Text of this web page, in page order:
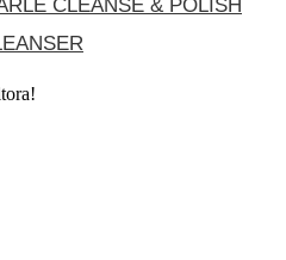
CLEANSE & POLISH